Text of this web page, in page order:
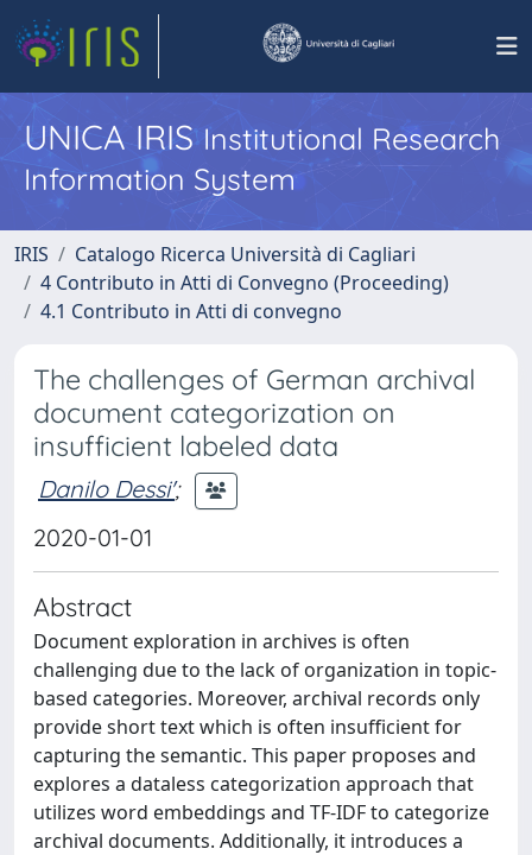
UNICA IRISInstitutional Research
Information System
IRIS
Catalogo Ricerca Università di Cagliari
4 Contributo in Atti di Convegno (Proceeding)
4.1 Contributo in Atti di convegno
The challenges of German archival
document categorization on
insufficient labeled data
Danilo Dessi';
2020-01-01
Abstract
Document exploration in archives is often
challenging due to the lack of organization in topic-
based categories. Moreover, archival records only
provide short text which is often insufficient for
capturing the semantic. This paper proposes and
explores a dataless categorization approach that
utilizes word embeddings and TF-IDF to categorize
archival documents. Additionally, it introduces a